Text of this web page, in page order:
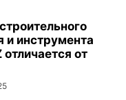
и инструмента
отличается от